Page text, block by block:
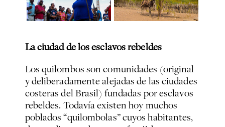
La ciudad de los esclavos rebeldes
Los quilombos son comunidades (original
y deliberadamente alejadas de las ciudades
costeras del Brasil) fundadas por esclavos
rebeldes. Todavía existen hoy muchos
poblados “quilombolas” cuyos habitantes,